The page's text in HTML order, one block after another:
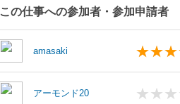
この仕事への参加者・参加申請者
amasaki
アーモンド20